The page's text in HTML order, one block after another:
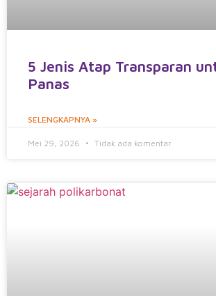
5 Jenis Atap Transparan
Panas
SELENGKAPNYA »
Mei 29, 2026 Tidak ada komentar